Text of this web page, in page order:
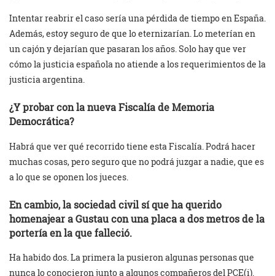
Intentar reabrir el caso sería una pérdida de tiempo en España.
Además, estoy seguro de que lo eternizarían. Lo meterían en
un cajón y dejarían que pasaran los años. Solo hay que ver
cómo la justicia española no atiende a los requerimientos de la
justicia argentina.
¿Y probar con la nueva Fiscalía de Memoria
Democrática?
Habrá que ver qué recorrido tiene esta Fiscalía. Podrá hacer
muchas cosas, pero seguro que no podrá juzgar a nadie, que es
a lo que se oponen los jueces.
En cambio, la sociedad civil sí que ha querido
homenajear a Gustau con una placa a dos metros de la
portería en la que falleció.
Ha habido dos. La primera la pusieron algunas personas que
nunca lo conocieron junto a algunos compañeros del PCE(i).